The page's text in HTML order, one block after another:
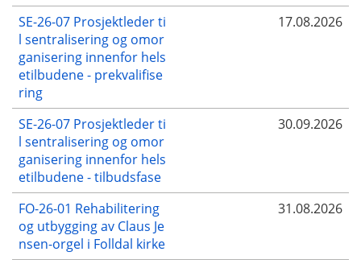
SE-26-07 Prosjektleder ti
l sentralisering og omor
ganisering innenfor hels
etilbudene - prekvalifise
ring
17.08.2026
SE-26-07 Prosjektleder ti
l sentralisering og omor
ganisering innenfor hels
etilbudene - tilbudsfase
30.09.2026
FO-26-01 Rehabilitering
og utbygging av Claus Je
nsen-orgel i Folldal kirke
31.08.2026